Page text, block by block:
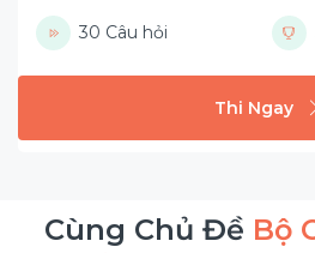
30 Câu hỏi
Thi Ngay
Cùng Chủ Đề Bộ